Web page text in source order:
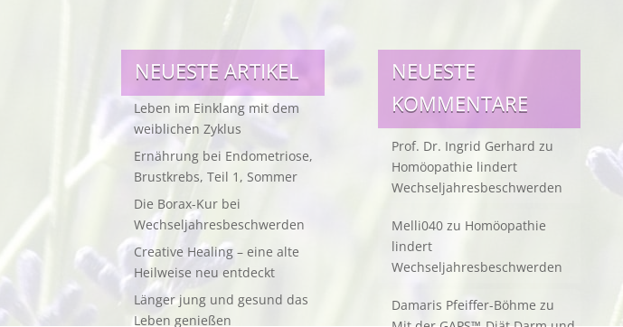
NEUESTE ARTIKEL
Leben im Einklang mit dem
weiblichen Zyklus
Ernährung bei Endometriose,
Brustkrebs, Teil 1, Sommer
Die Borax-Kur bei
Wechseljahresbeschwerden
Creative Healing – eine alte
Heilweise neu entdeckt
Länger jung und gesund das
Leben genießen
NEUESTE
KOMMENTARE
Prof. Dr. Ingrid Gerhard zu
Homöopathie lindert
Wechseljahresbeschwerden
Melli040zu Homöopathie
lindert
Wechseljahresbeschwerden
Damaris Pfeiffer-Böhme zu